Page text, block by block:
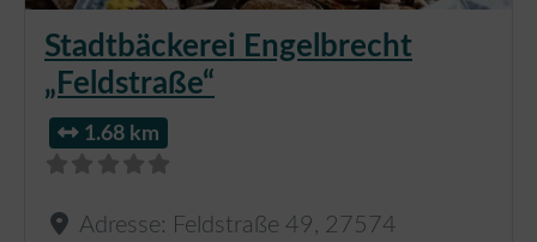
Stadtbäckerei Engelbrecht
„Feldstraße“
1.68 km
Adresse: Feldstraße 49 , 27574